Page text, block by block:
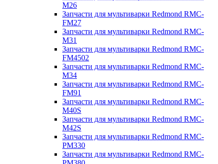
M26
Запчасти для мультиварки Redmond RMC-
FM27
Запчасти для мультиварки Redmond RMC-
M31
Запчасти для мультиварки Redmond RMC-
FM4502
Запчасти для мультиварки Redmond RMC-
M34
Запчасти для мультиварки Redmond RMC-
FM91
Запчасти для мультиварки Redmond RMC-
M40S
Запчасти для мультиварки Redmond RMC-
M42S
Запчасти для мультиварки Redmond RMC-
PM330
Запчасти для мультиварки Redmond RMC-